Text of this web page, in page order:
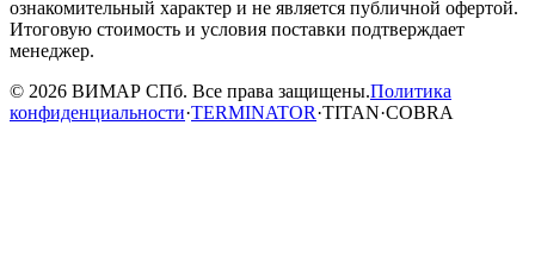
ознакомительный характер и не является публичной офертой.
Итоговую стоимость и условия поставки подтверждает
менеджер.
© 2026 ВИМАР СПб. Все права защищены.Политика
конфиденциальности·TERMINATOR·TITAN·COBRA